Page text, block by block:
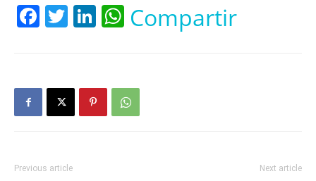
Facebook
Twitter
LinkedIn
WhatsApp
Compartir
Previous article Next article